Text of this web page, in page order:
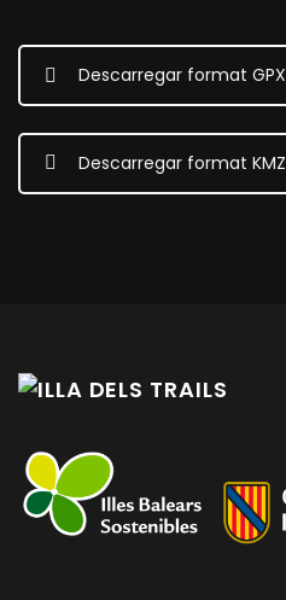
Descarregar format GPX
Descarregar format KMZ